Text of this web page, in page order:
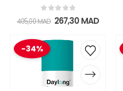
out of 5
405,00MAD 267,30 MAD
-34%